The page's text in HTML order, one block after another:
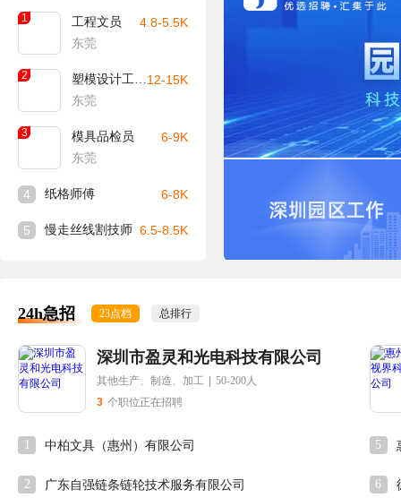
1
工程文员
东莞
4.8-5.5K
2
塑模设计工程师
东莞
12-15K
3
模具品检员
东莞
6-9K
4 纸格师傅 6-8K
5 慢走丝线割技师 6.5-8.5K
24h急招 23点档 总排行
深圳市盈灵和光电科技有限公司
其他生产、制造、加工
50-200人
3 个职位正在招聘
1 中柏文具（惠州）有限公司
2 广东自强链条链轮技术服务有限公司
5
6